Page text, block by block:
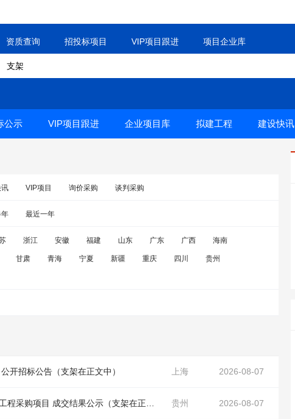
资质查询 招投标项目 VIP项目跟进 项目企业库
公示 VIP项目跟进 企业项目库 拟建工程 建设快讯
VIP项目 询价采购 谈判采购
最近一年
浙江 安徽 福建 山东 广东 广西 海南
甘肃 青海 宁夏 新疆 重庆 四川 贵州
开招标公告（支架在正文中） 上海 2026-08-07
程采购项目 成交结果公示（支架在正文中） 贵州 2026-08-07